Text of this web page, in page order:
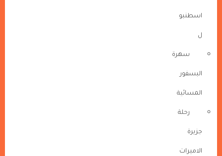
اسطنبو
ل
سهرة
البسفور
المسائية
رحلة
جزيرة
الاميرات